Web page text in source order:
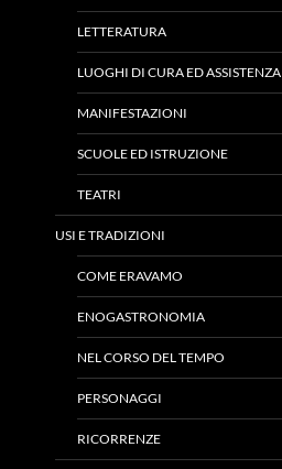
LETTERATURA
LUOGHI DI CURA ED ASSISTENZA
MANIFESTAZIONI
SCUOLE ED ISTRUZIONE
TEATRI
USI E TRADIZIONI
COME ERAVAMO
ENOGASTRONOMIA
NEL CORSO DEL TEMPO
PERSONAGGI
RICORRENZE